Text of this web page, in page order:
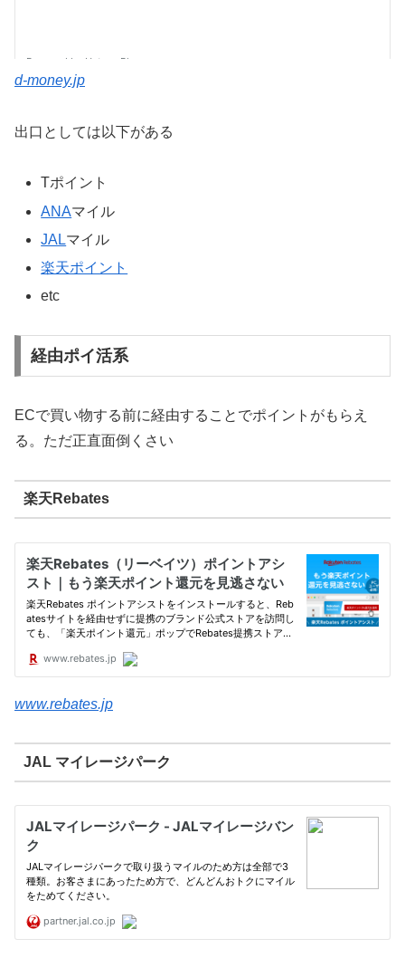
d-money.jp
出口としては以下がある
Tポイント
ANAマイル
JALマイル
楽天ポイント
etc
経由ポイ活系
ECで買い物する前に経由することでポイントがもらえ
る。ただ正直面倒くさい
楽天Rebates
www.rebates.jp
JAL マイレージパーク